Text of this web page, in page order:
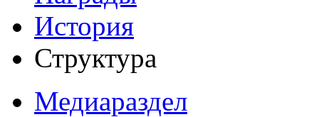
История
Структура
Медиараздел